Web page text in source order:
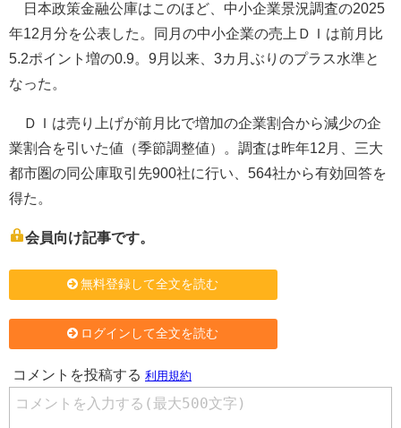
日本政策金融公庫はこのほど、中小企業景況調査の2025
年12月分を公表した。同月の中小企業の売上ＤＩは前月比
5.2ポイント増の0.9。9月以来、3カ月ぶりのプラス水準と
なった。
ＤＩは売り上げが前月比で増加の企業割合から減少の企
業割合を引いた値（季節調整値）。調査は昨年12月、三大
都市圏の同公庫取引先900社に行い、564社から有効回答を
得た。
会員向け記事です。
無料登録して全文を読む
ログインして全文を読む